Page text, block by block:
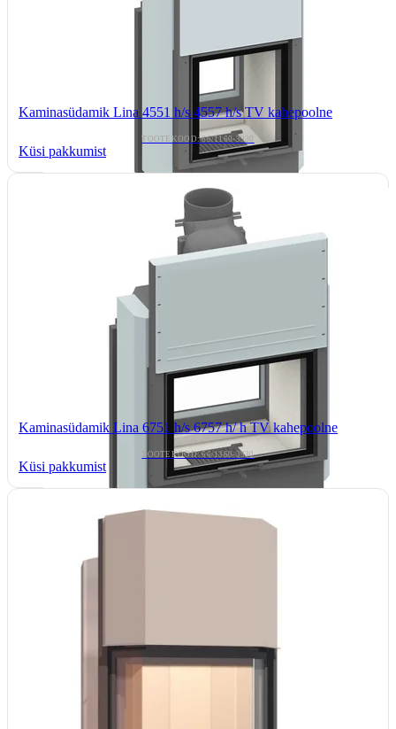
Kaminasüdamik Lina 4551 h/s 4557 h/s TV kahepoolne
TOOTEKOOD: 66/1160-3930
Küsi pakkumist
Kaminasüdamik Lina 6751 h/s 6757 h/ h TV kahepoolne
TOOTEKOOD: 66/1360-3930
Küsi pakkumist